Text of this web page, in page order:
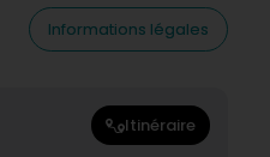
Informations légales
Itinéraire